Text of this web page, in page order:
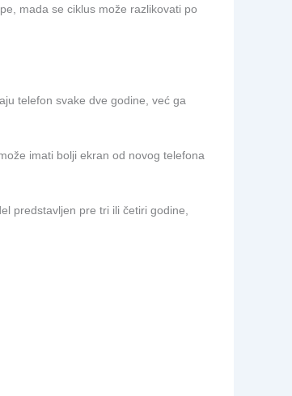
mada se ciklus može razlikovati po
telefon svake dve godine, već ga
imati bolji ekran od novog telefona
predstavljen pre tri ili četiri godine,